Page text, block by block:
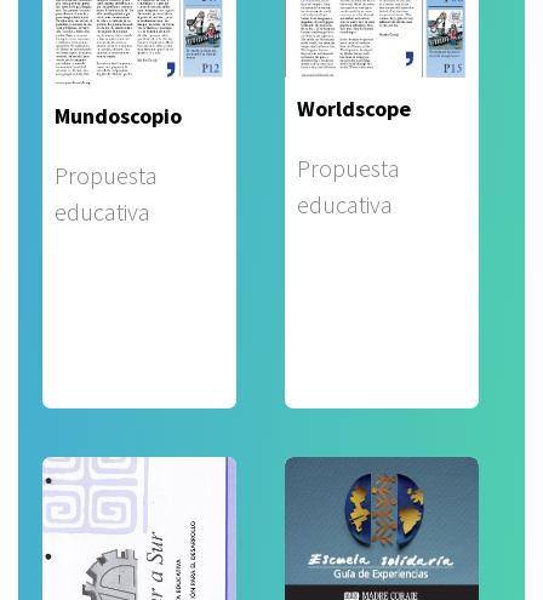
Mundoscopio
Propuesta
educativa
Worldscope
Propuesta
educativa